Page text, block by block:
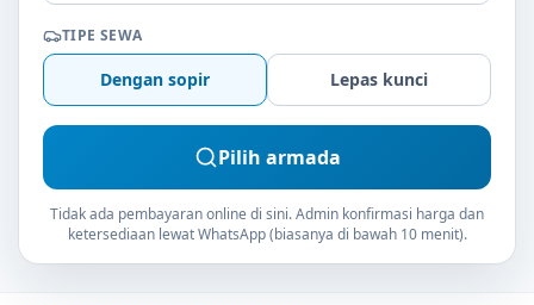
TIPE SEWA
Dengan sopir Lepas kunci
Pilih armada
Tidak ada pembayaran online di sini. Admin konfirmasi harga dan
ketersediaan lewat WhatsApp (biasanya di bawah 10 menit).